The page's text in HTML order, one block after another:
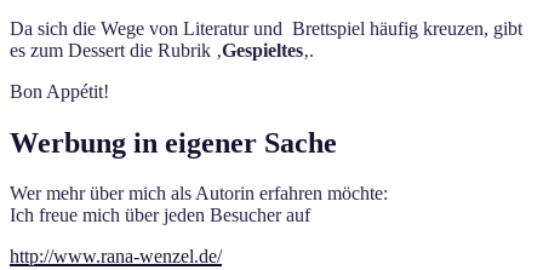
Da sich die Wege von Literatur und Brettspiel häufig kreuzen, gibt
es zum Dessert die Rubrik ‚Gespieltes‚.
Bon Appétit!
Werbung in eigener Sache
Wer mehr über mich als Autorin erfahren möchte:
Ich freue mich über jeden Besucher auf
http://www.rana-wenzel.de/